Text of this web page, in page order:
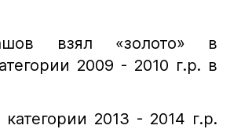
взял «золото» в
2009 - 2010 г.р. в
2013 - 2014 г.р.